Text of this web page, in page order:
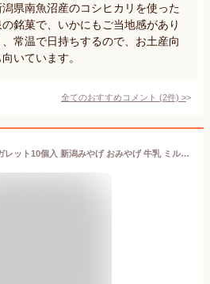
県南魚沼産のコシヒカリを使った
銘菓で、いかにもご当地感があり
常温で日持ちするので、お土産向
いています。
全てのおすすめコメント (2件) >
新潟 お土産 安田牛乳ガレット10個入 新潟みやげ おみやげ 牛乳 ミルク クッキー 厚焼き 夢えちご